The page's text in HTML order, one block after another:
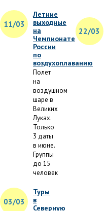
11/03
Летние
выходные
на
Чемпионате
России
по
воздухоплаванию
Полет
на
воздушном
шаре в
Великих
Луках.
Только
3 даты
в июне.
Группы
до 15
человек
03/03
Туры
в
Северную
22/03